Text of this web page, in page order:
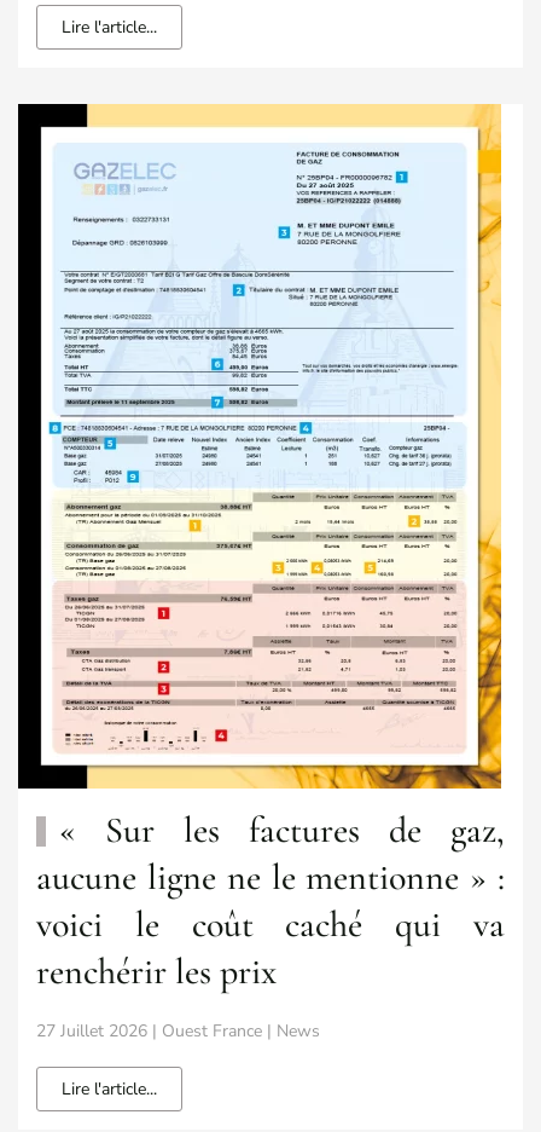
Lire l'article...
« Sur les factures de gaz,
aucune ligne ne le mentionne » :
voici le coût caché qui va
renchérir les prix
27 Juillet 2026 | Ouest France | News
Lire l'article...